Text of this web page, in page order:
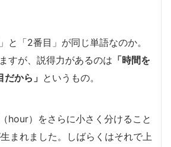
と「2番目」が同じ単語なのか。
すが、説得力があるのは 「時間を
から」 というもの。
hour）をさらに小さく分けること
まれました。しばらくはそれで上